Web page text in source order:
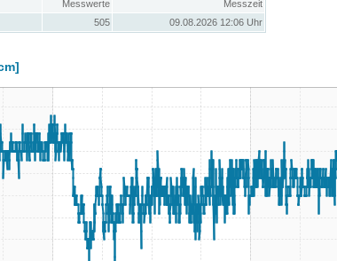
Messwerte
Messzeit
505 09.08.2026 12:06 Uhr